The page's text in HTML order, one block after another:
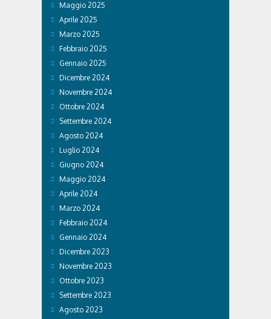
Maggio 2025
Aprile 2025
Marzo 2025
Febbraio 2025
Gennaio 2025
Dicembre 2024
Novembre 2024
Ottobre 2024
Settembre 2024
Agosto 2024
Luglio 2024
Giugno 2024
Maggio 2024
Aprile 2024
Marzo 2024
Febbraio 2024
Gennaio 2024
Dicembre 2023
Novembre 2023
Ottobre 2023
Settembre 2023
Agosto 2023